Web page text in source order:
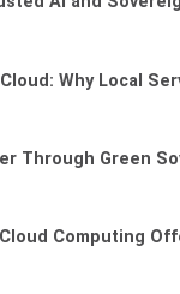
Why Local
Through Green
Computing